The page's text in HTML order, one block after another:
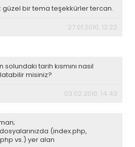
bir tema teşekkürler tercan.
27.01.2010, 12:22
solundaki tarih kısmını nasıl
misiniz?
03.02.2010, 14:43
(index.php,
vs.) yer alan